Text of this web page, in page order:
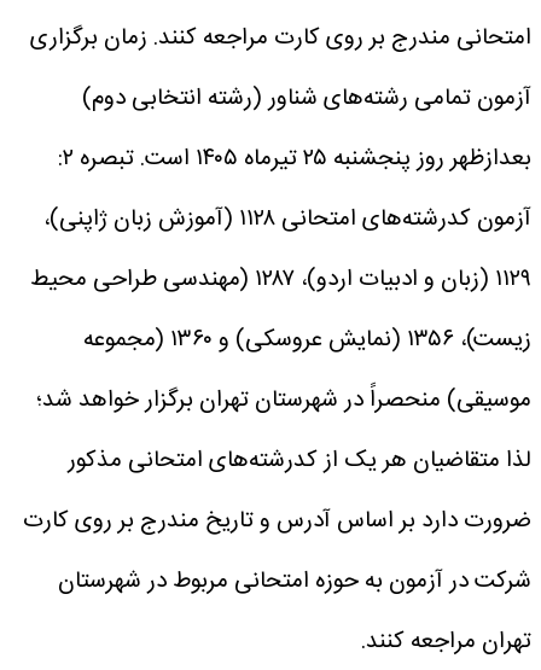
امتحانی مندرج بر روی کارت مراجعه کنند. زمان برگزاری
آزمون تمامی رشته‌های شناور (رشته انتخابی دوم)
بعدازظهر روز پنجشنبه ۲۵ تیرماه ۱۴۰۵ است.
تبصره ۲:
آزمون‌ کدرشته‌های امتحانی ۱۱۲۸ (آموزش زبان ژاپنی)،
۱۱۲۹ (زبان و ادبیات اردو)، ۱۲۸۷ (مهندسی طراحی محیط
زیست)، ۱۳۵۶ (نمایش عروسکی) و ‌۱۳۶۰ (مجموعه
موسیقی‌) منحصراً در شهرستان تهران‌ برگزار خواهد شد؛
لذا متقاضیان هر یک از کدرشته‌های امتحانی مذکور
ضرورت‌ دارد بر اساس‌ آدرس و تاریخ مندرج بر روی کارت
شرکت در آزمون به حوزه امتحانی مربوط در شهرستان
تهران مراجعه کنند.